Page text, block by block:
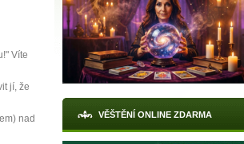
Víte
jí, že
nad
VĚŠTĚNÍ ONLINE ZDARMA